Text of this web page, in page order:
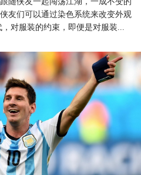
友们可以通过染色系统来改变外观
对服装的约束，即便是对服装...